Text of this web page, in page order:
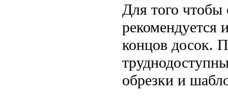
Для того
рекомендуется
концов досок.
обрезки и